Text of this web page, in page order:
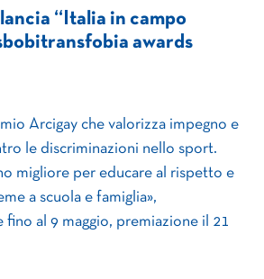
“Italia in campo
awards
Arcigay che valorizza impegno e
le discriminazioni nello sport.
migliore per educare al rispetto e
a scuola e famiglia»,
al 9 maggio, premiazione il 21